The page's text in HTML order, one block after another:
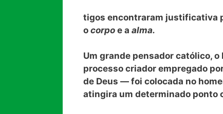
tigos encontraram justificativa
o corpo e a alma.
Um grande pensador católico,
processo criador empregado
de Deus — foi colocada no
atingira um determinado ponto